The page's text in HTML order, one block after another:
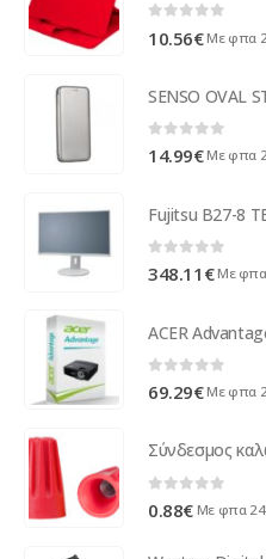
10.56€ Με φπα
SENSO OVAL
0 out of 5
14.99€ Με φπα
0 out of 5
348.11 € Με
0out of 5
69.29€ Με φπα
0 out of 5
0.88€ Με φπα